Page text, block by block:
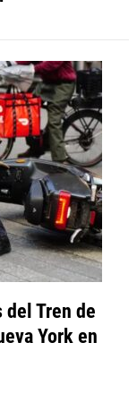
Tren de
York en